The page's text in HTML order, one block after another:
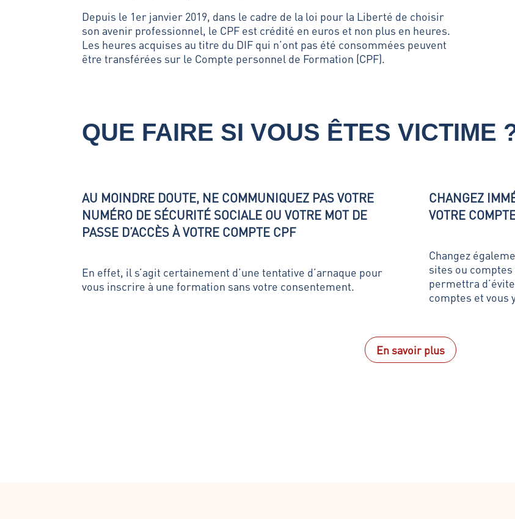
Depuis le 1er janvier 2019, dans le cadre de la loi pour la Liberté de choisir
son avenir professionnel, le CPF est crédité en euros et non plus en heures.
Les heures acquises au titre du DIF qui n’ont pas été consommées peuvent
être transférées sur le Compte personnel de Formation (CPF).
QUE FAIRE SI VOUS ÊTES VICTIME
AU MOINDRE DOUTE, NE COMMUNIQUEZ PAS VOTRE
NUMÉRO DE SÉCURITÉ SOCIALE OU VOTRE MOT DE
PASSE D’ACCÈS À VOTRE COMPTE CPF
En effet, il s’agit certainement d’une tentative d’arnaque pour
vous inscrire à une formation sans votre consentement.
CHANGEZ
VOTRE
Changez
sites ou
permettra
comptes et vous
En savoir plus